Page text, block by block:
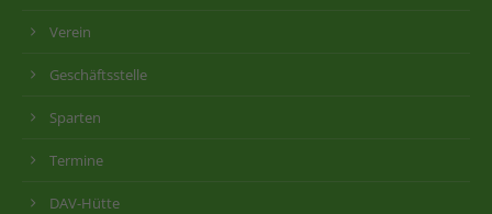
Verein
Geschäftsstelle
Sparten
Termine
DAV-Hütte